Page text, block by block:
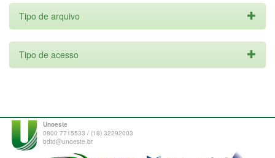
Tipo de arquivo
Tipo de acesso
Unoeste
0800 7715533 / (18) 32292003
bdtd@unoeste.br